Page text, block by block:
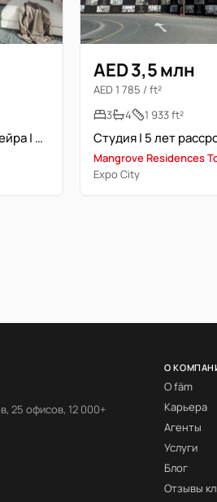
Полный вид на Палм Джумейра | Высокий этаж | Вид на море
AED 3,5 млн
AED 1 785 / ft²
3
4 1 933 ft²
Mangrove Residences
Expo City
25 офисов, 12 000+
О
О fäm
Карьера
Агенты
Услуги
Блог
Отзывы